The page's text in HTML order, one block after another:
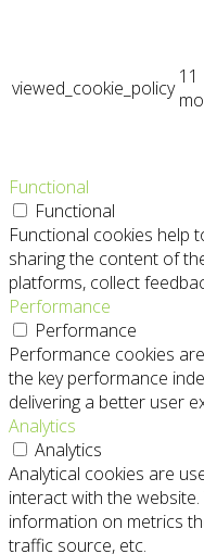
viewed_cookie_policy 11
Functional
Functional
Functional cookies help
sharing the content of
platforms, collect
Performance
Performance
Performance cookies
the key performance
delivering a better user
Analytics
Analytics
Analytical cookies are
interact with the
information on metrics
traffic source, etc.